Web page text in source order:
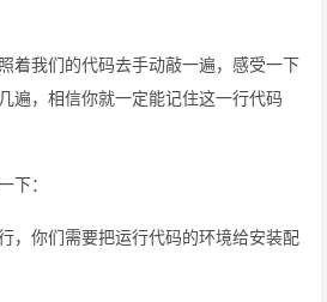
着我们的代码去手动敲一遍，感受一下
遍，相信你就一定能记住这一行代码
下：
，你们需要把运行代码的环境给安装配